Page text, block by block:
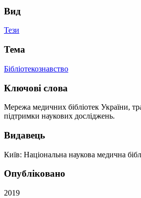
Вид
Тези
Тема
Бібліотекознавство
Ключові слова
Мережа медичних бібліотек України,
підтримки наукових досліджень.
Видавець
Київ: Національна наукова медична
Опубліковано
2019